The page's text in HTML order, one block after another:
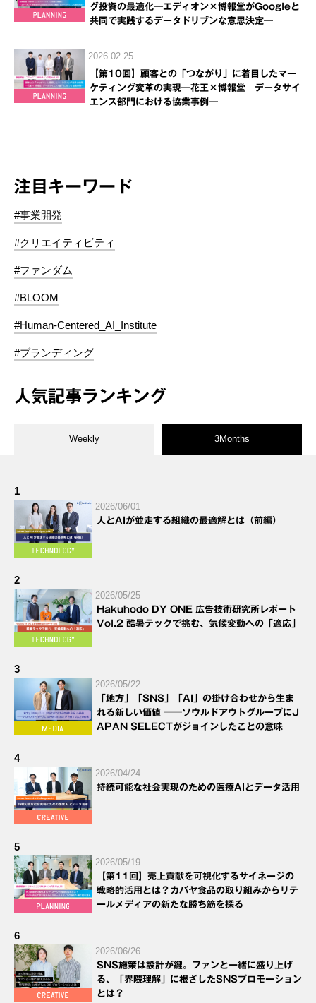
グ投資の最適化―エディオン×博報堂がGoogleと
共同で実践するデータドリブンな意思決定―
2026.02.25
【第10回】顧客との「つながり」に着目したマー
ケティング変革の実現―花王×博報堂 データサイ
エンス部門における協業事例―
注目キーワード
#事業開発
#クリエイティビティ
#ファンダム
#BLOOM
#Human-Centered_AI_Institute
#ブランディング
人気記事ランキング
Weekly 3Months
1
2026/06/01
人とAIが並走する組織の最適解とは（前編）
2
2026/05/25
Hakuhodo DY ONE 広告技術研究所レポート
Vol.2 酷暑テックで挑む、気候変動への「適応」
3
2026/05/22
「地方」「SNS」「AI」の掛け合わせから生ま
れる新しい価値 ──ソウルドアウトグループにJ
APAN SELECTがジョインしたことの意味
4
2026/04/24
持続可能な社会実現のための医療AIとデータ活用
5
2026/05/19
【第11回】売上貢献を可視化するサイネージの
戦略的活用とは？カバヤ食品の取り組みからリテ
ールメディアの新たな勝ち筋を探る
6
2026/06/26
SNS施策は設計が鍵。ファンと一緒に盛り上げ
る、「界隈理解」に根ざしたSNSプロモーション
とは？